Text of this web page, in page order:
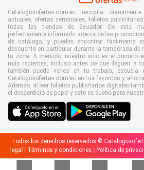
Catalogosofertas.com.ec recopila
actuales, ofertas semanales, folletos
todas las tiendas de Ecuador. De esta
perfectamente informado acerca de las
de catálogo, y puedes encontrar fácilmente
descuento en particular durante la temporada de
tu zona. A menudo, nuestro sitio es el primero
más recientes, incluso antes de que lleguen a
también puede verlos en tu trabajo, escuela
Catalogosofertas.com.ec en tus favoritos y
Además, al leer folletos publicitarios digitales
el desperdicio de papel y esto es bueno para
Todos los derechos reservados ©
legal | Términos y condiciones | Política de